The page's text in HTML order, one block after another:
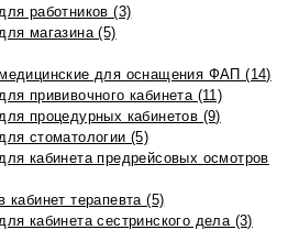
работников (3)
магазина (5)
для оснащения ФАП (14)
прививочного кабинета (11)
процедурных кабинетов (9)
стоматологии (5)
кабинета предрейсовых осмотров
кабинет терапевта (5)
кабинета сестринского дела (3)